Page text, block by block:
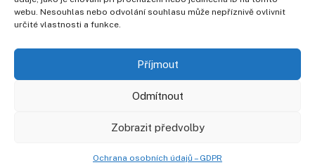
webu. Nesouhlas nebo odvolání souhlasu může nepříznivě ovlivnit
určité vlastnosti a funkce.
Příjmout
Odmítnout
Zobrazit předvolby
Ochrana osobních údajů – GDPR
VYPRODÁNÍ
ZÁSOB
Lovosická 440/40, 190 00 Praha 9
telefon: +420 266 010 111
Lékárna: +420 266 010 257
Etický kodex zaměstnance
Prohlášení o přístupnosti